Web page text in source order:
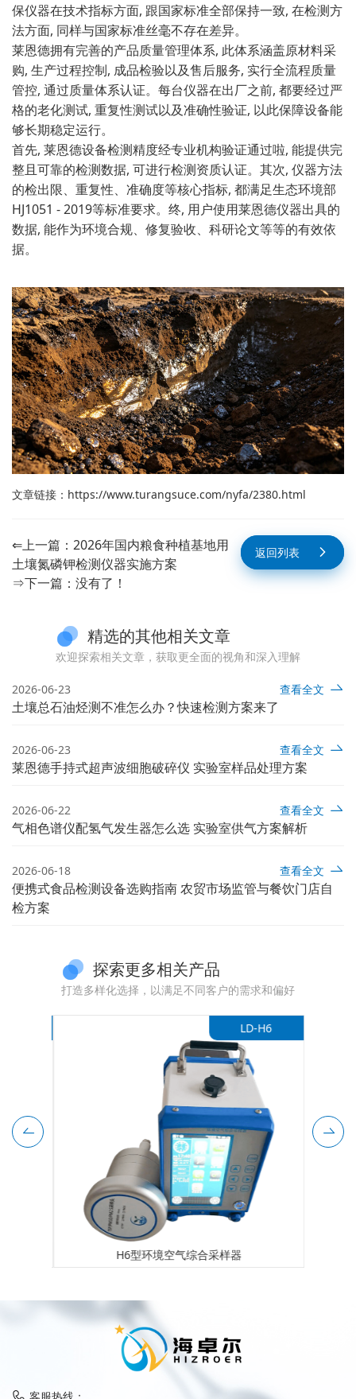
保仪器在技术指标方面, 跟国家标准全部保持一致, 在检测方
法方面, 同样与国家标准丝毫不存在差异。
莱恩德拥有完善的产品质量管理体系, 此体系涵盖原材料采
购, 生产过程控制, 成品检验以及售后服务, 实行全流程质量
管控, 通过质量体系认证。每台仪器在出厂之前, 都要经过严
格的老化测试, 重复性测试以及准确性验证, 以此保障设备能
够长期稳定运行。
首先, 莱恩德设备检测精度经专业机构验证通过啦, 能提供完
整且可靠的检测数据, 可进行检测资质认证。其次, 仪器方法
的检出限、重复性、准确度等核心指标, 都满足生态环境部
HJ1051 - 2019等标准要求。终, 用户使用莱恩德仪器出具的
数据, 能作为环境合规、修复验收、科研论文等等的有效依
据。
文章链接： https://www.turangsuce.com/nyfa/2380.html
⇐上一篇： 2026年国内粮食种植基地用
土壤氮磷钾检测仪器实施方案
⇒下一篇：没有了！
返回列表
精选的其他相关文章
欢迎探索相关文章，获取更全面的视角和深入理解
2026-06-23
土壤总石油烃测不准怎么办？快速检测方案来了
查看全文
2026-06-23
莱恩德手持式超声波细胞破碎仪 实验室样品处理方案
查看全文
2026-06-22
气相色谱仪配氢气发生器怎么选 实验室供气方案解析
查看全文
2026-06-18
便携式食品检测设备选购指南 农贸市场监管与餐饮门店自
检方案
查看全文
探索更多相关产品
打造多样化选择，以满足不同客户的需求和偏好
H6型环境空气综合采样器
LD-H6